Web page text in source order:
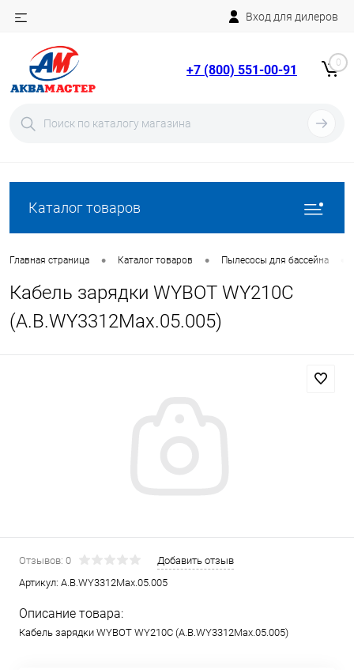
Вход для дилеров
+7 (800) 551-00-91 0
Каталог товаров
Главная страница • Каталог товаров • Пылесосы для бассейна
Кабель зарядки WYBOT WY210C
(A.B.WY3312Max.05.005)
Отзывов: 0
Добавить отзыв
Артикул: A.B.WY3312Max.05.005
Описание товара:
Кабель зарядки WYBOT WY210C (A.B.WY3312Max.05.005)